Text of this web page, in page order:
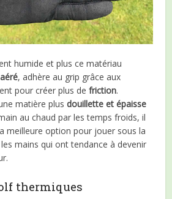
humide et plus ce matériau
, adhère au grip grâce aux
pour créer plus defriction.
matière plusdouillette et épaisse
au chaud par les temps froids, il
meilleure option pour jouer sous la
mains qui ont tendance à devenir
thermiques